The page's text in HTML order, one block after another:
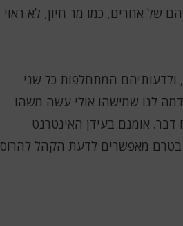
של אחרים, כמו מר חיון, לא ראוי
המתחלפות כל שני
לנו שמישהו אולי עשה משהו
דבר. אומנם בעידן האינטרנט
בטרם מאפשרים לדעת הקהל להרוס